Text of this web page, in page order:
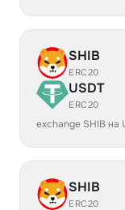
SHIB
ERC20
USDT
ERC20
exchange SHIB на
SHIB
ERC20